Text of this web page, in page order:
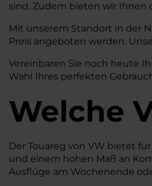
sind. Zudem bieten wir Ihnen
Mit unserem Standort in der
Preis angeboten werden.
Vereinbaren Sie noch heute
Wahl Ihres perfekten
Welche
Der Touareg von VW bietet
und einem hohen Maß an
Ausflüge am Wochenende